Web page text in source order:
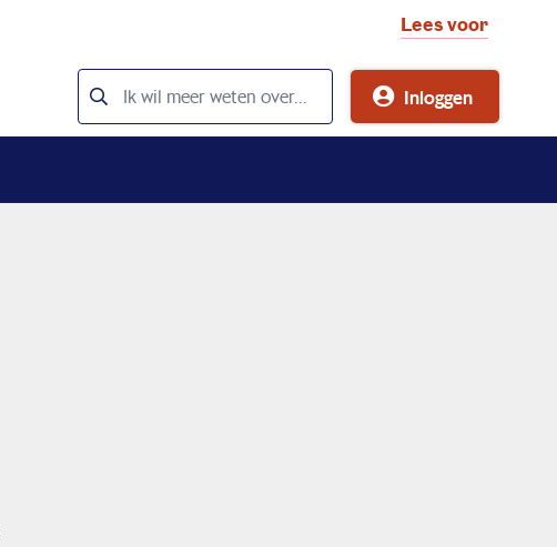
Lees voor
Inloggen